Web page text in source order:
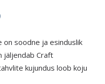
on soodne ja esinduslik
jäljendab Craft
kujundus loob koju